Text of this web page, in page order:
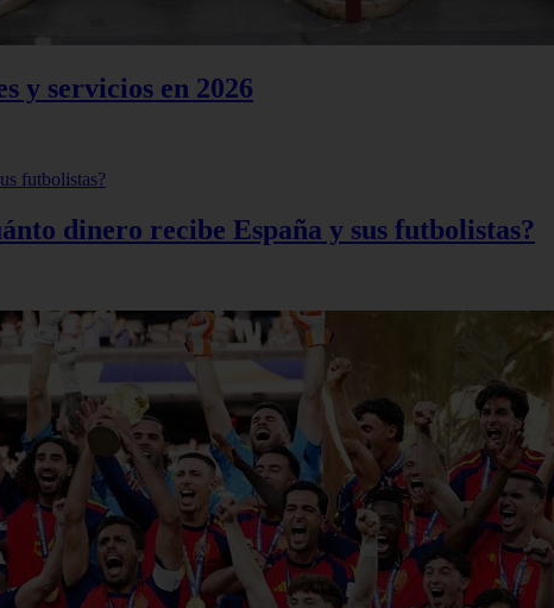
y servicios en 2026
dinero recibe España y sus futbolistas?